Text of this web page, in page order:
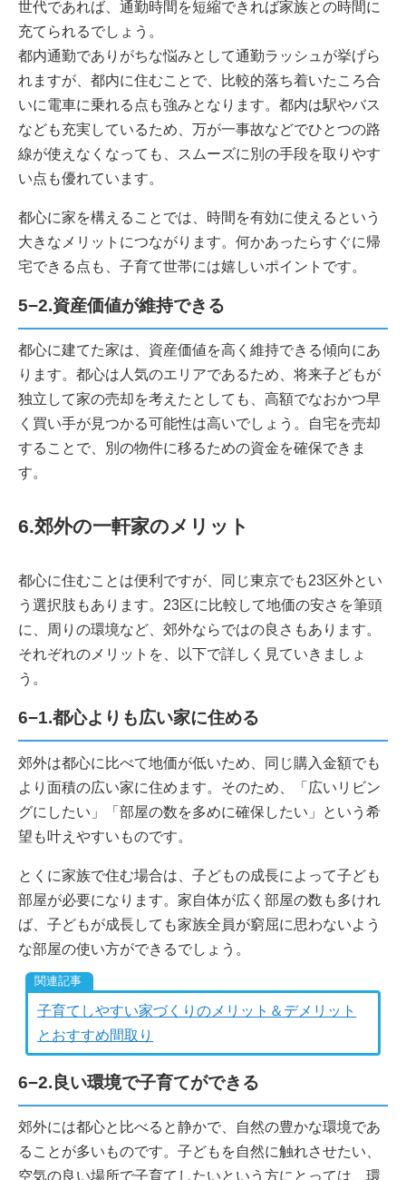
世代であれば、通勤時間を短縮できれば家族との時間に
充てられるでしょう。
都内通勤でありがちな悩みとして通勤ラッシュが挙げら
れますが、都内に住むことで、比較的落ち着いたころ合
いに電車に乗れる点も強みとなります。都内は駅やバス
なども充実しているため、万が一事故などでひとつの路
線が使えなくなっても、スムーズに別の手段を取りやす
い点も優れています。
都心に家を構えることでは、時間を有効に使えるという
大きなメリットにつながります。何かあったらすぐに帰
宅できる点も、子育て世帯には嬉しいポイントです。
5−2.資産価値が維持できる
都心に建てた家は、資産価値を高く維持できる傾向にあ
ります。都心は人気のエリアであるため、将来子どもが
独立して家の売却を考えたとしても、高額でなおかつ早
く買い手が見つかる可能性は高いでしょう。自宅を売却
することで、別の物件に移るための資金を確保できま
す。
6.郊外の一軒家のメリット
都心に住むことは便利ですが、同じ東京でも23区外とい
う選択肢もあります。23区に比較して地価の安さを筆頭
に、周りの環境など、郊外ならではの良さもあります。
それぞれのメリットを、以下で詳しく見ていきましょ
う。
6−1.都心よりも広い家に住める
郊外は都心に比べて地価が低いため、同じ購入金額でも
より面積の広い家に住めます。そのため、「広いリビン
グにしたい」「部屋の数を多めに確保したい」という希
望も叶えやすいものです。
とくに家族で住む場合は、子どもの成長によって子ども
部屋が必要になります。家自体が広く部屋の数も多けれ
ば、子どもが成長しても家族全員が窮屈に思わないよう
な部屋の使い方ができるでしょう。
子育てしやすい家づくりのメリット＆デメリット
とおすすめ間取り
6−2.良い環境で子育てができる
郊外には都心と比べると静かで、自然の豊かな環境であ
ることが多いものです。子どもを自然に触れさせたい、
空気の良い場所で子育てしたいという方にとっては、環